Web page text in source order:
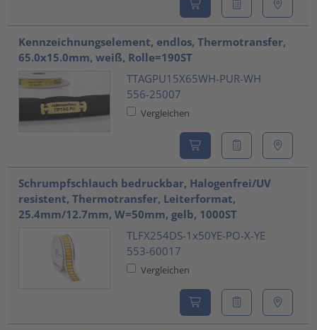
Kennzeichnungselement, endlos, Thermotransfer,
65.0x15.0mm, weiß, Rolle=190ST
TTAGPU15X65WH-PUR-WH
556-25007
Vergleichen
Schrumpfschlauch bedruckbar, Halogenfrei/UV
resistent, Thermotransfer, Leiterformat,
25.4mm/12.7mm, W=50mm, gelb, 1000ST
TLFX254DS-1x50YE-PO-X-YE
553-60017
Vergleichen